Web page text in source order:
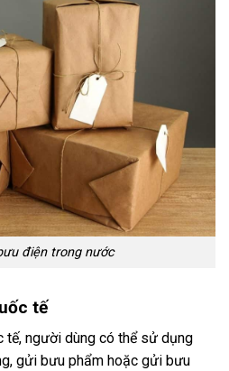
điện trong nước
tế
người dùng có thể sử dụng
gửi bưu phẩm hoặc gửi bưu